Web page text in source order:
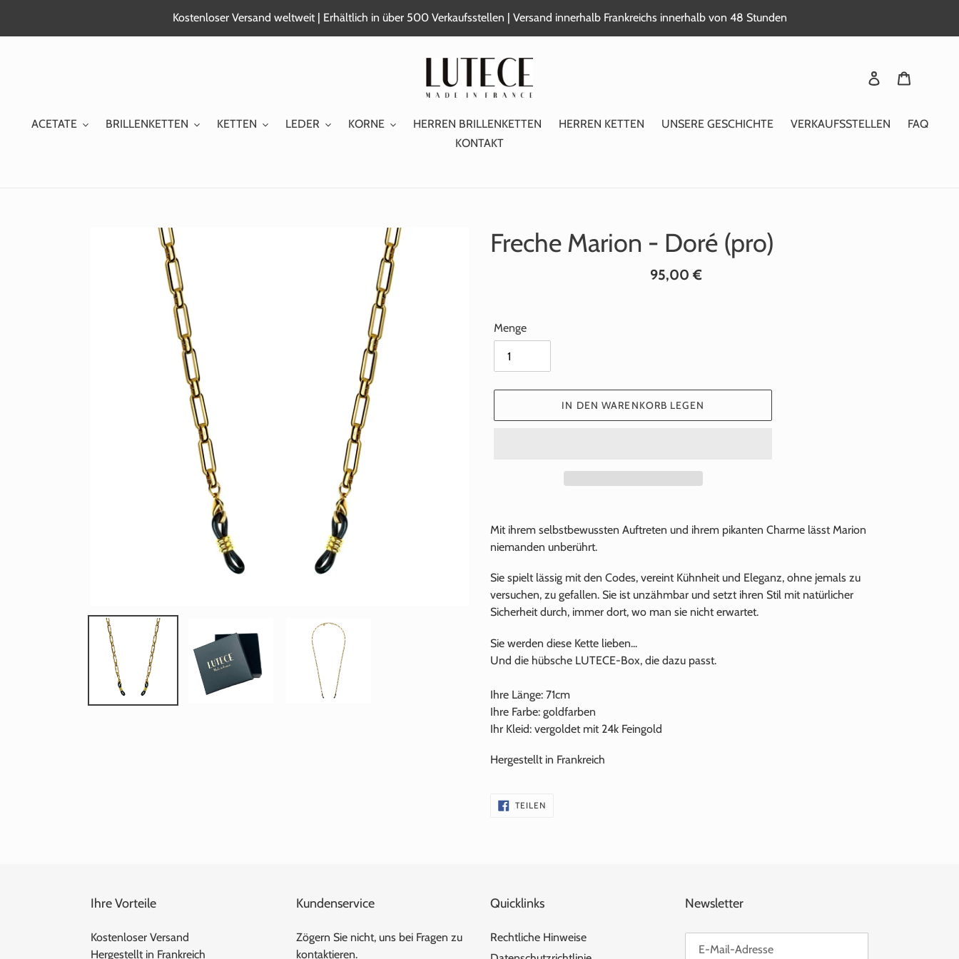
Kostenloser Versand weltweit | Erhältlich in über 500 Verkaufsstellen | Versand innerhalb Frankreichs innerhalb von 48 Stunden
Sich anmelden
ACETATE BRILLENKETTEN KETTEN LEDER KORNE HERREN BRILLENKETTEN HERREN KETTEN UNSERE GESCHICHTE VERKAUFSSTELLEN
FAQ
KONTAKT
Freche Marion - Doré (pro)
Normaler
95,00 €
Menge
IN DEN WARENKORB LEGEN
eines
Produkts
Ihrem
Warenkorb
Mit ihrem selbstbewussten Auftreten und ihrem pikanten Charme lässt Marion
niemanden unberührt.
Sie spielt lässig mit den Codes, vereint Kühnheit und Eleganz, ohne jemals zu
versuchen, zu gefallen. Sie ist unzähmbar und setzt ihren Stil mit natürlicher
Sicherheit durch, immer dort, wo man sie nicht erwartet.
Sie werden diese Kette lieben...
Und die hübsche LUTECE-Box, die dazu passt.
Ihre Länge: 71cm
Ihre Farbe: goldfarben
Ihr Kleid: vergoldet mit 24k Feingold
Hergestellt in Frankreich
TEILENAUF
FACEBOOK
Ihre Vorteile
Kostenloser Versand
Hergestellt in Frankreich
Kundenservice
Zögern Sie nicht, uns bei Fragen zu
kontaktieren.
Quicklinks
Rechtliche Hinweise
Newsletter